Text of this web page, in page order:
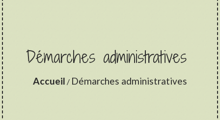
Démarches administratives
Accueil / Démarches administratives